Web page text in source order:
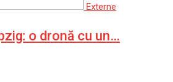
Externe
o dronă cu un…